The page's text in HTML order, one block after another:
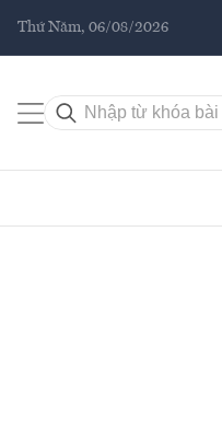
Thứ Năm, 06/08/2026